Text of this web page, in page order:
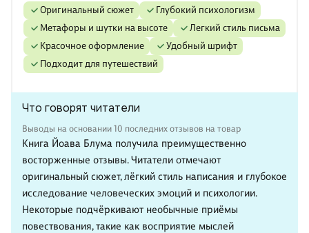
оригинальный сюжет
глубокий психологизм
метафоры и шутки на высоте
легкий стиль письма
красочное оформление
удобный шрифт
подходит для путешествий
Что говорят читатели
Выводы на основании 10 последних отзывов на товар
Книга Йоава Блума получила преимущественно
восторженные отзывы. Читатели отмечают
оригинальный сюжет, лёгкий стиль написания и глубокое
исследование человеческих эмоций и психологии.
Некоторые подчёркивают необычные приёмы
повествования, такие как восприятие мыслей